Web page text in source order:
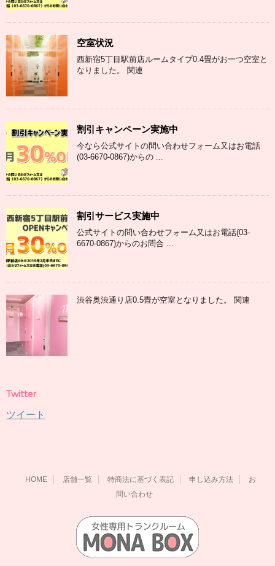
空室状況
西新宿5丁目駅前店ルームタイプ0.4畳がお一つ空室と
なりました。 関連
割引キャンペーン実施中
今なら公式サイトの問い合わせフォーム又はお電話
(03-6670-0867)からの ...
割引サービス実施中
公式サイトの問い合わせフォーム又はお電話(03-
6670-0867)からのお問合 ...
渋谷奥渋通り店0.5畳が空室となりました。 関連
Twitter
ツイート
HOME 店舗一覧 特商法に基づく表記 申し込み方法
お
問い合わせ